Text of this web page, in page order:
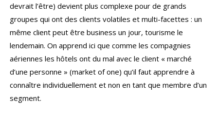
devrait l’être) devient plus complexe pour de grands
groupes qui ont des clients volatiles et multi-facettes : un
même client peut être business un jour, tourisme le
lendemain. On apprend ici que comme les compagnies
aériennes les hôtels ont du mal avec le client « marché
d’une personne » (market of one) qu’il faut apprendre à
connaître individuellement et non en tant que membre d’un
segment.